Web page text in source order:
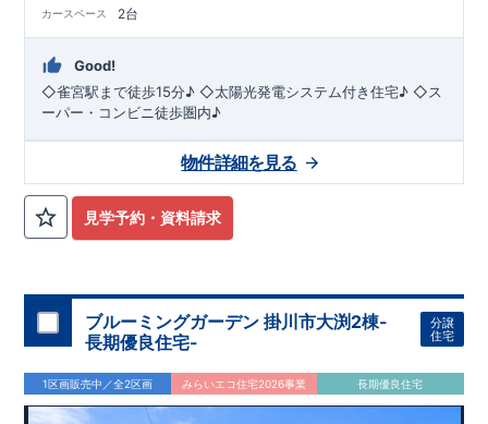
カースペース 2台
Good!
◇雀宮駅まで徒歩15分♪ ◇太陽光発電システム付き住宅♪ ◇ス
ーパー・コンビニ徒歩圏内♪
見学予約・資料請求
物件詳細を見る
ブルーミングガーデン 掛川市大渕2棟-
長期優良住宅-
分譲
住宅
1区画販売中／全2区画 みらいエコ住宅2026事業 長期優良住宅